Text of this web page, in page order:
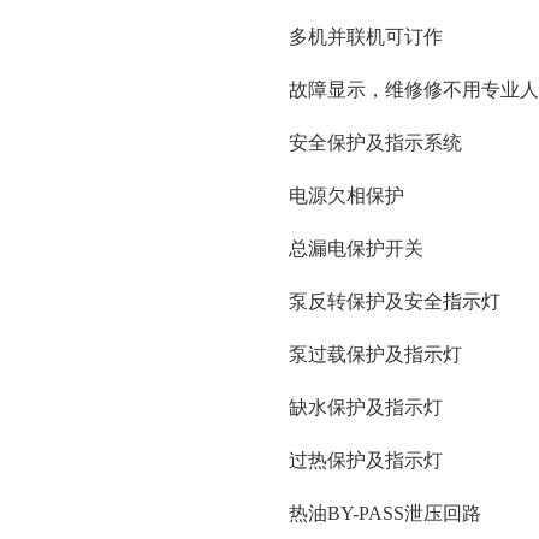
多机并联机可订作
故障显示，维修修不用专业
安全保护及指示系统
电源欠相保护
总漏电保护开关
泵反转保护及安全指示灯
泵过载保护及指示灯
缺水保护及指示灯
过热保护及指示灯
热油BY-PASS泄压回路